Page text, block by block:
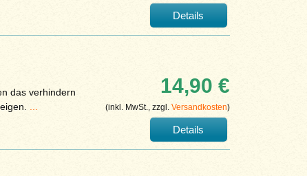
Details
das verhindern
...
14,90 €
(inkl. MwSt., zzgl. Versandkosten)
Details